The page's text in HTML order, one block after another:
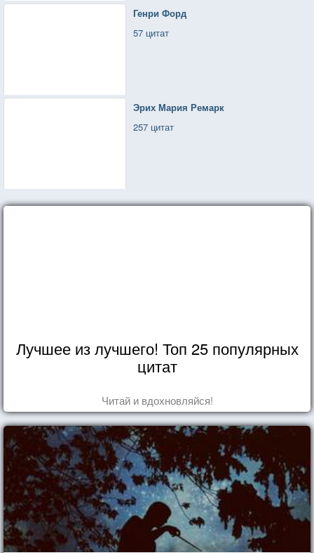
Генри Форд
57 цитат
Эрих Мария Ремарк
257 цитат
Лучшее из лучшего! Топ 25 популярных
цитат
Читай и вдохновляйся!